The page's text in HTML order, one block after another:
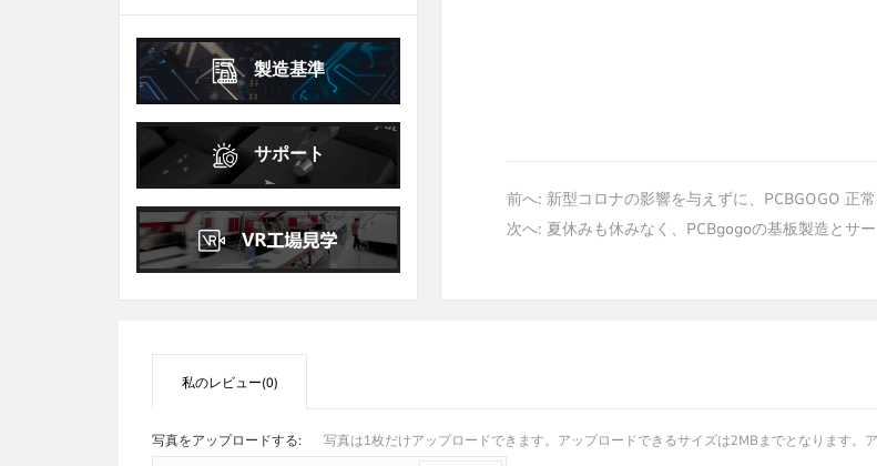
25
26 27 28 29 30 31
20
21 22 23 24 25
26
27
28 29 30
2026年10月 October
日
火 木 金
土
1
4
5 6 7 8 9
10
11
12 13 14 15 16
17
18
19 20 21 22 23
24
製造基準
サポート
前へ: 新型コロナの影響を与えずに、PCBGOGO 正常
次へ: 夏休みも休みなく、PCBgogoの基板製造とサ
私のレビュー(0)
写真をアップロードする: 写真は1枚だけアップロードできます。アップロードできるサイズは2MBまでとなります。